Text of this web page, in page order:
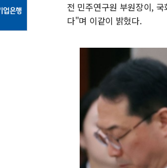
전 민주연구원 부원장이,
다"며 이같이 밝혔다.